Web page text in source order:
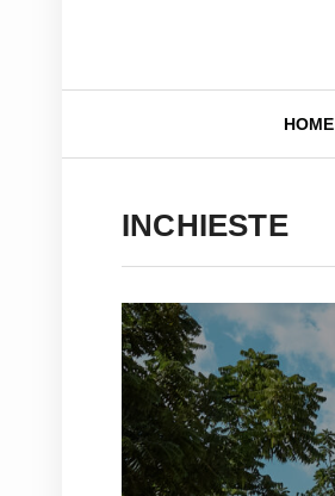
HOME
INCHIESTE